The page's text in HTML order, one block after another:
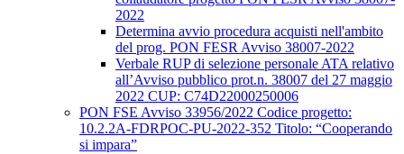
2022
Determina avvio procedura acquisti nell'ambito
del prog. PON FESR Avviso 38007-2022
Verbale RUP di selezione personale ATA relativo
all’Avviso pubblico prot.n. 38007 del 27 maggio
2022 CUP: C74D22000250006
PON FSE Avviso 33956/2022 Codice progetto:
10.2.2A-FDRPOC-PU-2022-352 Titolo: “Cooperando
si impara”